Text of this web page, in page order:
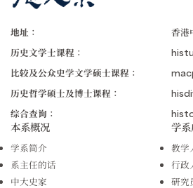
地址：
香港
历史文学士课程：
比较及公众史学文学硕士课程：
历史哲学硕士及博士课程：
综合查询：
本系概况
学系简介
系主任的话
中大史家
学系
教学
行政
研究